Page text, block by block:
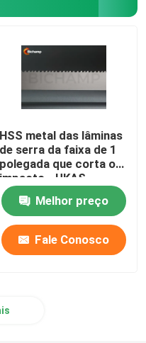
serra de fita
fita
HSS metal das lâminas
de serra da faixa de 1
polegada que corta o
impacto - UKAS
resistente
Melhor preço
Fale Conosco